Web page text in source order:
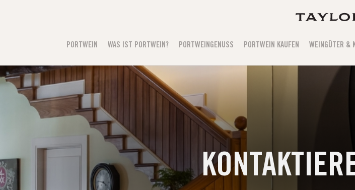
PORTWEIN WAS IST PORTWEIN? PORTWEINGENUSS PORTWEIN KAUFEN WEINGÜTER &